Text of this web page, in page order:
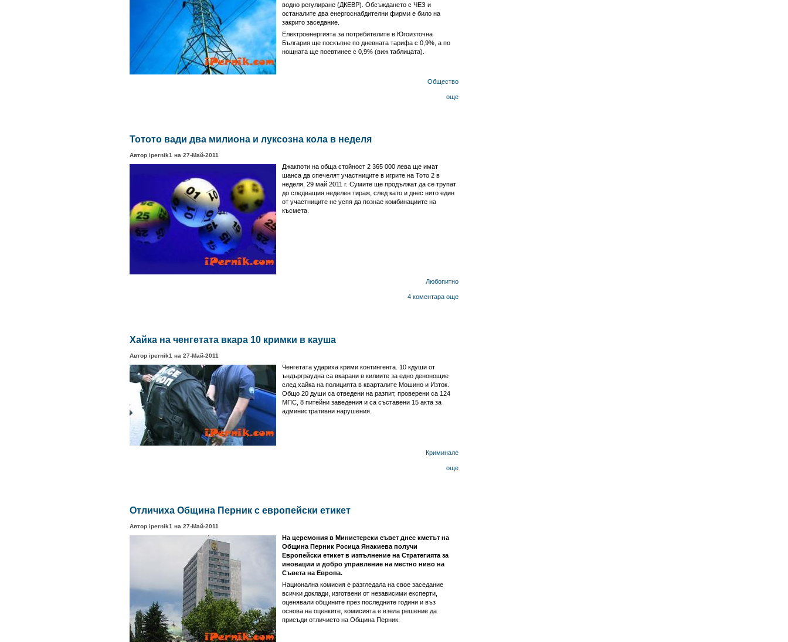
водно регулиране (ДКЕВР). Обсъждането с ЧЕЗ и
останалите два енергоснабдителни фирми е било на
закрито заседание.
Електроенергията за потребителите в Югоизточна
България ще поскъпне по дневната тарифа с 0,9%, а по
нощната ще поевтинее с 0,9% (виж таблицата).
Общество
още
Тотото вади два милиона и луксозна кола в неделя
Автор ipernik1 на 27-Май-2011
Джакпоти на обща стойност 2 365 000 лева ще имат
шанса да спечелят участниците в игрите на Тото 2 в
неделя, 29 май 2011 г. Сумите ще продължат да се трупат
до следващия неделен тираж, след като и днес нито един
от участниците не успя да познае комбинациите на
късмета.
Любопитно
4 коментара още
Хайка на ченгетата вкара 10 кримки в кауша
Автор ipernik1 на 27-Май-2011
Ченгетата удариха крими контингента. 10 кдуши от
ъндърграудна са вкарани в килиите за едно денонощие
след хайка на полицията в кварталите Мошино и Изток.
Общо 20 души са отведени на разпит, проверени са 124
МПС, 8 питейни заведения и са съставени 15 акта за
административни нарушения.
Криминале
още
Отличиха Община Перник с европейски етикет
Автор ipernik1 на 27-Май-2011
На церемония в Министерски съвет днес кметът на
Община Перник Росица Янакиева получи
Европейски етикет в изпълнение на Стратегията за
иновации и добро управление на местно ниво на
Съвета на Европа.
Национална комисия е разгледала на свое заседание
всички доклади, изготвени от независими експерти,
оценявали общините през последните години и въз
основа на оценките, комисията е взела решение да
присъди отличието на Община Перник.